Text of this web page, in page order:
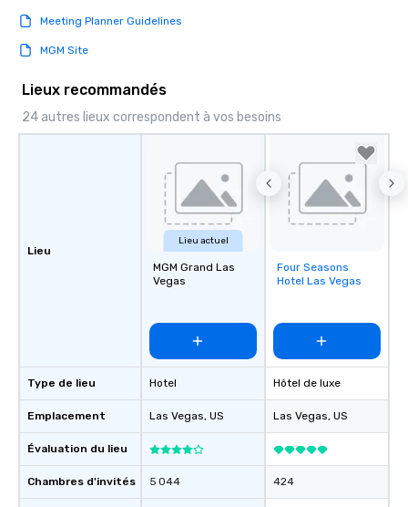
Meeting Planner Guidelines
MGM Site
Lieux recommandés
24 autres lieux correspondent à vos besoins
Lieu
Type de lieu
Emplacement
Évaluation du lieu
Chambres d'invités
Lieu actuel
MGM Grand Las
Vegas
Hotel
Las Vegas, US
5 044
Removed from
favorites
Four Seasons
Hotel Las Vegas
Hôtel de luxe
Las Vegas, US
424